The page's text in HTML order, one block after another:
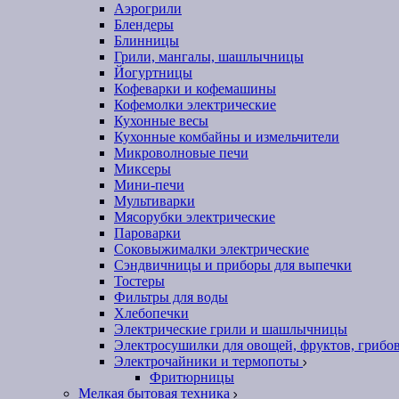
Аэрогрили
Блендеры
Блинницы
Грили, мангалы, шашлычницы
Йогуртницы
Кофеварки и кофемашины
Кофемолки электрические
Кухонные весы
Кухонные комбайны и измельчители
Микроволновые печи
Миксеры
Мини-печи
Мультиварки
Мясорубки электрические
Пароварки
Соковыжималки электрические
Сэндвичницы и приборы для выпечки
Тостеры
Фильтры для воды
Хлебопечки
Электрические грили и шашлычницы
Электросушилки для овощей, фруктов,
Электрочайники и термопоты
Фритюрницы
Мелкая бытовая техника